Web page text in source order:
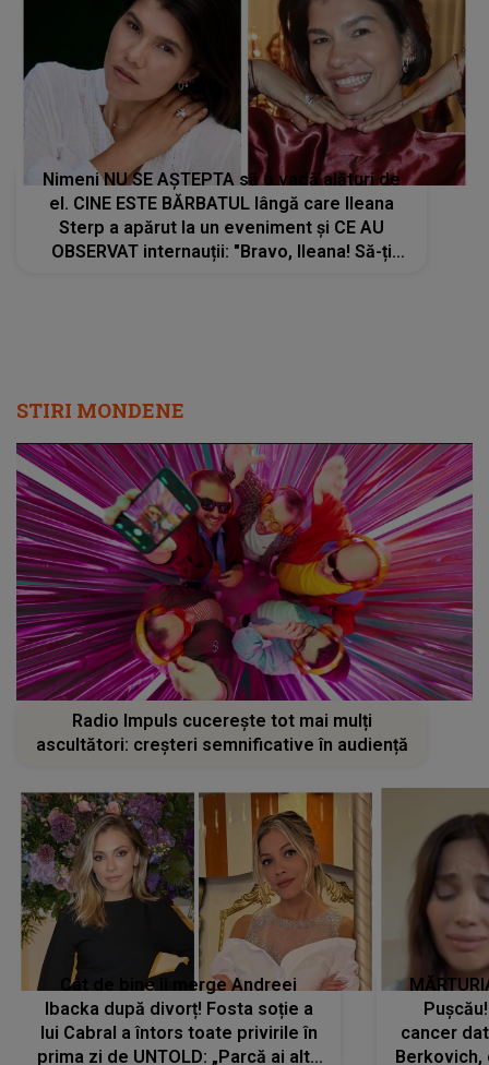
Nimeni NU SE AȘTEPTA să o vadă alături de
el. CINE ESTE BĂRBATUL lângă care Ileana
Sterp a apărut la un eveniment și CE AU
OBSERVAT internauții: "Bravo, Ileana! Să-ți
STIRI MONDENE
Radio Impuls cucerește tot mai mulți
ascultători: creșteri semnificative în audiență
Cât de bine îi merge Andreei
Ibacka după divorț! Fosta soție a
lui Cabral a întors toate privirile în
prima zi de UNTOLD: „Parcă ai altă
cancer
Berkovich,